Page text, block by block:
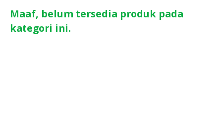
Maaf, belum tersedia produk pada
kategori ini.